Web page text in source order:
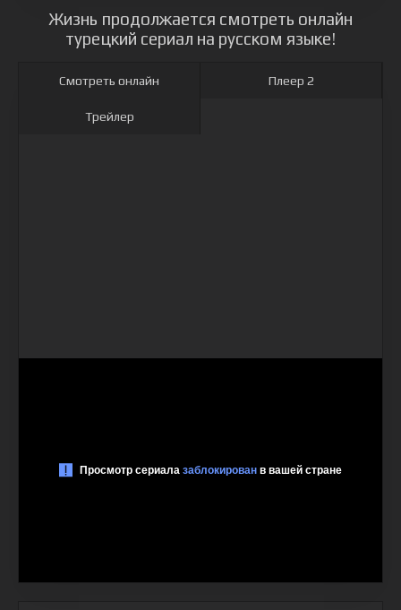
Жизнь продолжается смотреть онлайн
турецкий сериал на русском языке!
Смотреть онлайн Плеер 2
Трейлер